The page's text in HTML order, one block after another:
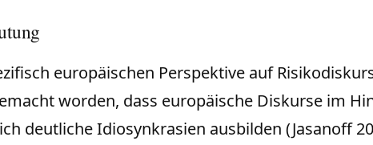
europäischen Perspektive auf
worden, dass europäische Diskurse im
deutliche Idiosynkrasien ausbilden (Jasanoff